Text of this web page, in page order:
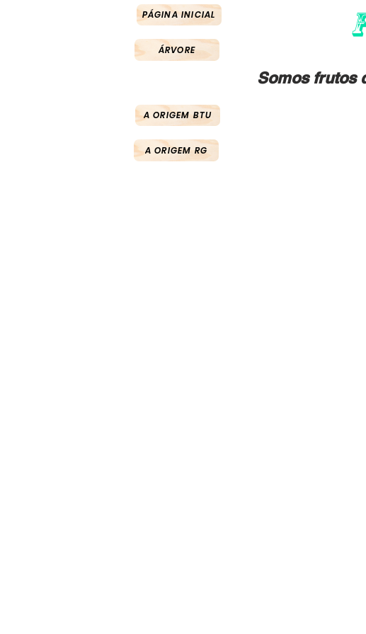
PÁGINA INICIAL
ÁRVORE
Somos frutos
A ORIGEM BTU
A ORIGEM RG